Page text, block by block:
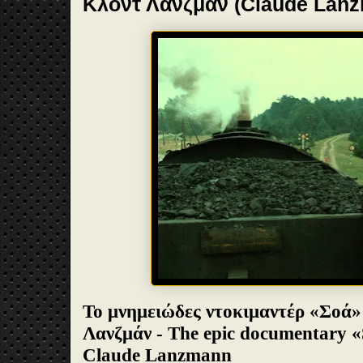
Το μνημειώδες ντοκιμαντέρ
Λανζμάν - The epic documentary
Claude Lanzmann